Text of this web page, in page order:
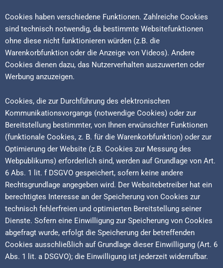
Cookies haben verschiedene Funktionen. Zahlreiche Cookies
sind technisch notwendig, da bestimmte Websitefunktionen
ohne diese nicht funktionieren würden (z.B. die
Warenkorbfunktion oder die Anzeige von Videos). Andere
Cookies dienen dazu, das Nutzerverhalten auszuwerten oder
Werbung anzuzeigen.
Cookies, die zur Durchführung des elektronischen
Kommunikationsvorgangs (notwendige Cookies) oder zur
Bereitstellung bestimmter, von Ihnen erwünschter Funktionen
(funktionale Cookies, z. B. für die Warenkorbfunktion) oder zur
Optimierung der Website (z.B. Cookies zur Messung des
Webpublikums) erforderlich sind, werden auf Grundlage von Art.
6 Abs. 1 lit. f DSGVO gespeichert, sofern keine andere
Rechtsgrundlage angegeben wird. Der Websitebetreiber hat ein
berechtigtes Interesse an der Speicherung von Cookies zur
technisch fehlerfreien und optimierten Bereitstellung seiner
Dienste. Sofern eine Einwilligung zur Speicherung von Cookies
abgefragt wurde, erfolgt die Speicherung der betreffenden
Cookies ausschließlich auf Grundlage dieser Einwilligung (Art. 6
Abs. 1 lit. a DSGVO); die Einwilligung ist jederzeit widerrufbar.